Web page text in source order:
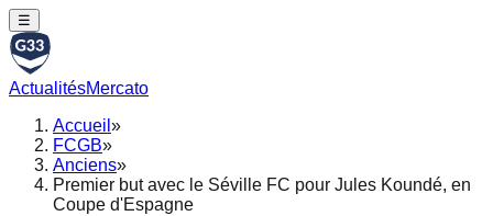
☰
ActualitésMercato
Accueil »
FCGB»
Anciens»
Premier but avec le Séville FC pour Jules Koundé, en
Coupe d'Espagne